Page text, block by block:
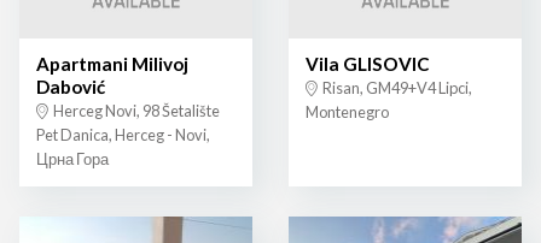
Apartmani Milivoj
Dabović
Herceg Novi, 98 Šetalište
Pet Danica, Herceg - Novi,
Црна Гора
Vila GLISOVIC
Risan, GM49+V4 Lipci,
Montenegro